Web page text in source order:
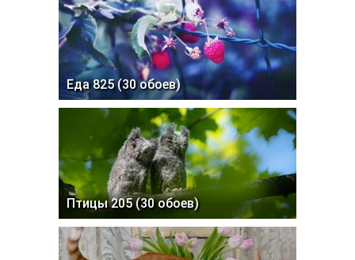
Еда 825 (30 обоев)
Птицы 205 (30 обоев)